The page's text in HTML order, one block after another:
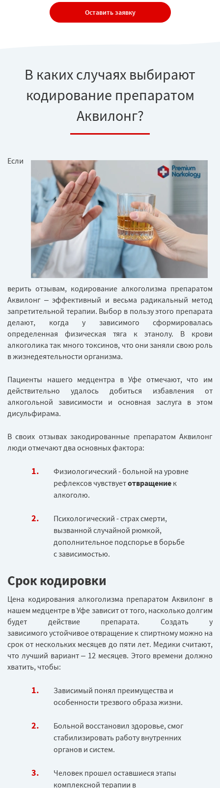
Оставить заявку
В каких случаях выбирают
кодирование препаратом
Аквилонг?
Если
верить отзывам, кодирование алкоголизма препаратом
Аквилонг – эффективный и весьма радикальный метод
запретительной терапии. Выбор в пользу этого препарата
делают, когда у зависимого сформировалась
определенная физическая тяга к этанолу. В крови
алкоголика так много токсинов, что они заняли свою роль
в жизнедеятельности организма.
Пациенты нашего медцентра в Уфе отмечают, что им
действительно удалось добиться избавления от
алкогольной зависимости и основная заслуга в этом
дисульфирама.
В своих отзывах закодированные препаратом Аквилонг
люди отмечают два основных фактора:
Физиологический - больной на уровне
рефлексов чувствуетотвращениек
алкоголю.
Психологический - страх смерти,
вызванной случайной рюмкой,
дополнительное подспорье в борьбе
с зависимостью.
Срок кодировки
Цена кодирования алкоголизма препаратом Аквилонг в
нашем медцентре в Уфе зависит от того, насколько долгим
будет действие препарата. Создать у
зависимого устойчивое отвращение к спиртному можно на
срок от нескольких месяцев до пяти лет. Медики считают,
что лучший вариант – 12 месяцев. Этого времени должно
хватить, чтобы:
Зависимый понял преимущества и
особенности трезвого образа жизни.
Больной восстановил здоровье, смог
стабилизировать работу внутренних
органов и систем.
Человек прошел оставшиеся этапы
комплексной терапии в